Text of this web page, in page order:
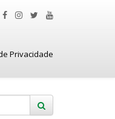
Privacidade